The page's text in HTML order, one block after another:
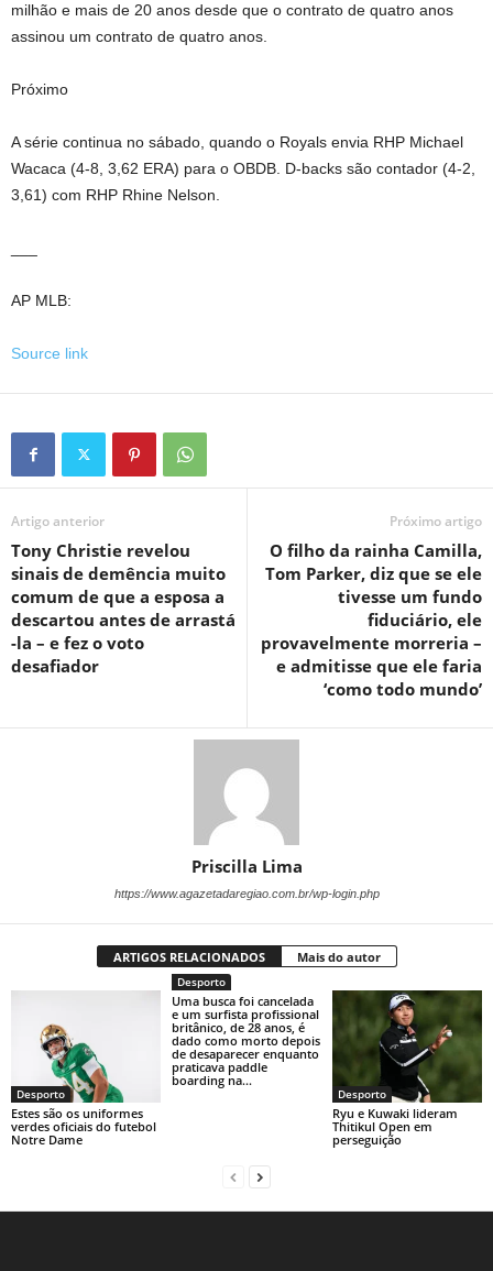
milhão e mais de 20 anos desde que o contrato de quatro anos
assinou um contrato de quatro anos.
Próximo
A série continua no sábado, quando o Royals envia RHP Michael
Wacaca (4-8, 3,62 ERA) para o OBDB. D-backs são contador (4-2,
3,61) com RHP Rhine Nelson.
AP MLB:
Source link
Artigo anterior
Tony Christie revelou
sinais de demência muito
comum de que a esposa a
descartou antes de arrastá
-la – e fez o voto
desafiador
Próximo artigo
O filho da rainha Camilla,
Tom Parker, diz que se ele
tivesse um fundo
fiduciário, ele
provavelmente morreria –
e admitisse que ele faria
‘como todo mundo’
Priscilla Lima
https://www.agazetadaregiao.com.br/wp-login.php
ARTIGOS RELACIONADOS Mais do autor
Desporto
Estes são os uniformes
verdes oficiais do futebol
Notre Dame
Desporto
Uma busca foi cancelada
e um surfista profissional
britânico, de 28 anos, é
dado como morto depois
de desaparecer enquanto
praticava paddle
boarding na...
Desporto
Ryu e Kuwaki lideram
Thitikul Open em
perseguição